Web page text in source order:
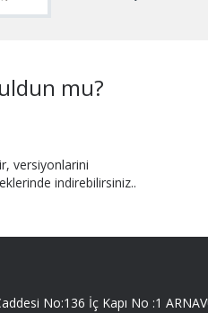
mu?
versiyonlarini
indirebilirsiniz..
No:136 İç Kapı No :1